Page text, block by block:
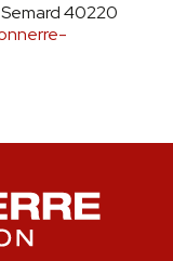
Semard 40220